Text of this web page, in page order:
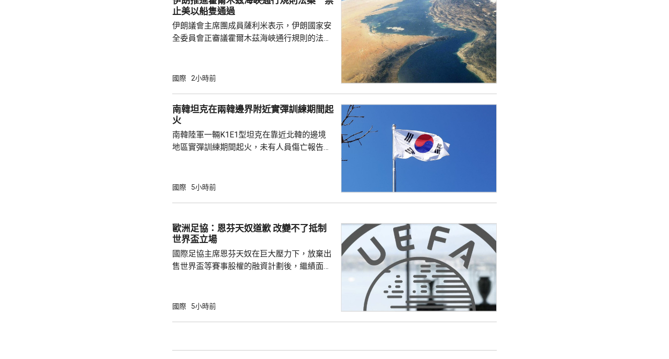
止美以船隻通過
伊朗議會主席團成員薩利米表示，伊朗國家安
全委員會正審議霍爾木茲海峽通行規則的法案
民用貨物不得通過有關區域；參與針對「抵抗
成賠償前無法獲得通過霍爾木茲海峽和波斯灣
的許可。 根據方案，違反相關規定者，將被處
以最高達貨物價值20%的罰款。伊朗政...
國際 2小時前
南韓坦克在兩韓邊界附近實彈訓練期間起
火
南韓陸軍一輛K1E1型坦克在靠近北韓的邊境
地區實彈訓練期間起火，未有人員傷亡報告。
甲旅，上午完成射擊訓練、前往集結地點途中
人員，要求停車並安全疏散，南韓軍方和消防
部門正調查起火原因。
國際 5小時前
歐洲足協：恩芬天奴道歉 改變不了抵制
世界盃立場
國際足協主席恩芬天奴在巨大壓力下，放棄出
售世界盃等賽事股權的融資計劃後，繼績面臨
歉；國際足協會後發聲明，重申全力支持恩芬
恩芬天奴作出道歉，改變不了他們抵制世界盃
國際 5小時前